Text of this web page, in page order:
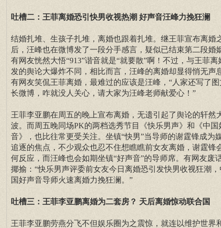
吐槽二：王菲离婚恐引快男收视热潮 好声音汪峰力挽狂澜
结婚扎堆、生孩子扎堆，离婚也跟着扎堆。继王菲宣布离婚
后，汪峰也在微博发了一段分手感言，疑似已结束第二段婚
有网友恍然大悟“913”谐音就是“就要散”啊！不过，与王菲离
发的舆论大爆炸不同，相比而言，汪峰的离婚却显得悄无声
有网友笑侃王菲离婚，最难过的应该是汪峰，“人家还写了图
长微博，咋就没人关心，请大家为汪峰老师献爱心！”
王菲李亚鹏在周五的晚上宣布离婚，无遗引起了舆论的轩然
波。而周五晚同场PK的两档选秀节目《快乐男声》和《中国
音》，也比往常更受关注。坐镇“快男”当导师的谢霆锋成为
追逐的焦点，不少观众也忍不住想瞧瞧前女友离婚，谢霆锋
何反应，而汪峰也会如期坐镇“好声音”的导师席。有网友废
揶揄：“快乐男声评委前女友今日离婚恐引发快男收视狂潮，
国好声音导师火速离婚力挽狂澜。”
吐槽三：王菲李亚鹏离婚为二套房？ 天后离婚惊动联合国
王菲李亚鹏劳燕分飞不但娱乐圈为之震惊，就连以维护世界